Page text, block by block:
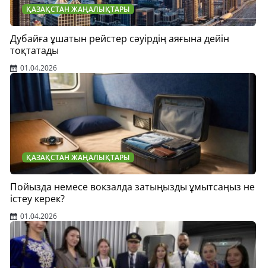
ҚАЗАҚСТАН ЖАҢАЛЫҚТАРЫ
Дубайға ұшатын рейстер сәуірдің аяғына дейін
тоқтатады
01.04.2026
ҚАЗАҚСТАН ЖАҢАЛЫҚТАРЫ
Пойызда немесе вокзалда затыңызды ұмытсаңыз не
істеу керек?
01.04.2026